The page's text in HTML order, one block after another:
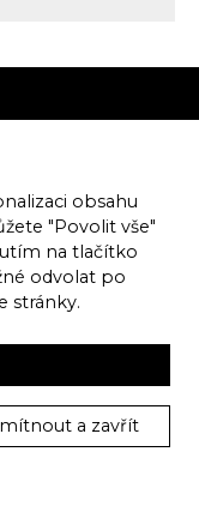
obsahu
"Povolit vše"
na tlačítko
odvolat po
stránky.
a zavřít